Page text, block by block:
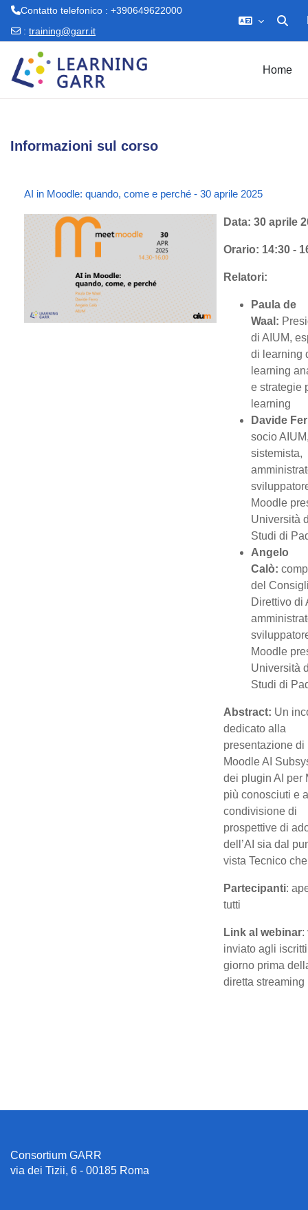
Contatto telefonico : +390649622000
: training@garr.it
Home
Informazioni sul corso
AI in Moodle: quando, come e perché - 30 aprile 2025
Data: 30 aprile
Orario: 14:30 -
Relatori:
Paula de
Waal:
di AIUM,
di learning
learning
e strategie
learning
Davide
socio
sistemista,
Moodle
Università
Studi di
Angelo
Calò:
del
Direttivo di
Moodle
Università
Studi di
Abstract: Un
dedicato alla
presentazione di
Moodle AI
dei plugin AI per
più conosciuti e
condivisione di
prospettive di
dell’AI sia dal
vista Tecnico
Partecipanti:
tutti
Link al webinar:
inviato agli
giorno prima
diretta streaming
Consortium GARR
via dei Tizii, 6 - 00185 Roma